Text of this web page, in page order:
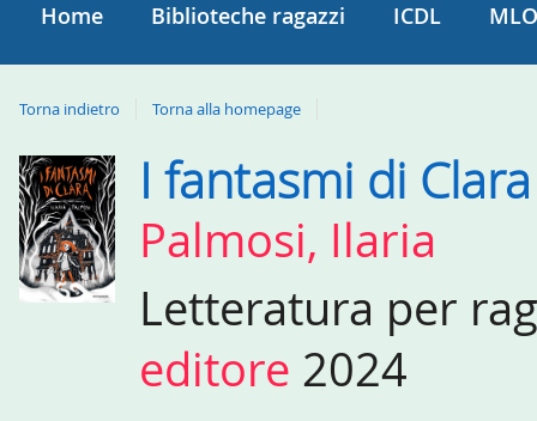
Home Biblioteche ragazzi ICDL
Torna indietro Torna alla homepage
Dettaglio
del
documento
I fantasmi di Clara
Palmosi, Ilaria
Letteratura per
editore 2024